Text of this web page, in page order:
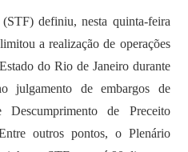
definiu, nesta quinta-feira
a realização de operações
do Rio de Janeiro durante
julgamento de embargos de
de Preceito
outros pontos, o Plenário